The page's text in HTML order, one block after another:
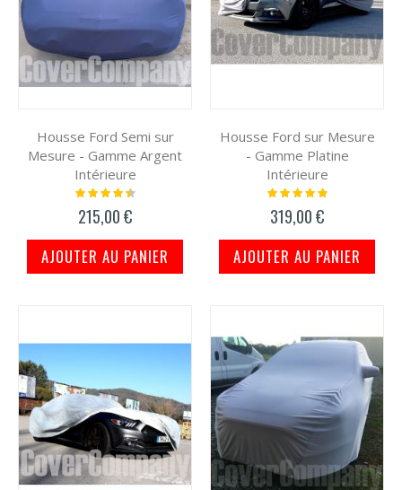
Housse Ford Semi sur
Mesure - Gamme Argent
Intérieure
Notation:
215,00 €
AJOUTER AU PANIER
Housse Ford sur Mesure
- Gamme Platine
Intérieure
Notation:
319,00 €
AJOUTER AU PANIER